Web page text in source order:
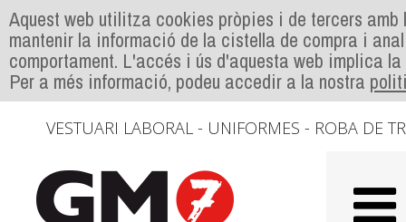
Aquest web utilitza cookies pròpies i de tercers
mantenir la informació de la cistella de compra i
comportament. L'accés i ús d'aquesta web implica
Per a més informació, podeu accedir a la nostra
VESTUARI LABORAL - UNIFORMES - ROBA DE